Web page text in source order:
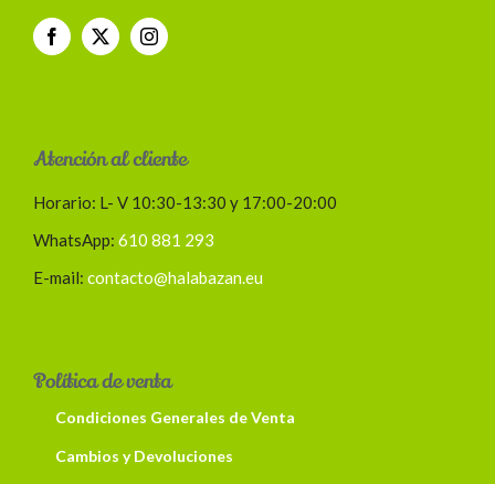
Atención al cliente
Horario: L- V 10:30-13:30 y 17:00-20:00
WhatsApp: 610 881 293
E-mail: contacto@halabazan.eu
Política de venta
Condiciones Generales de Venta
Cambios y Devoluciones